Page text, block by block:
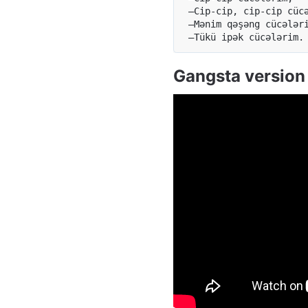
—Cip-cip, cip-cip
—Mənim qəşəng
Gangsta version